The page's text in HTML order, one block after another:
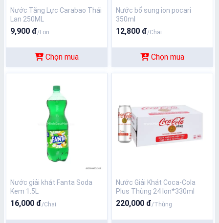
Nước Tăng Lực Carabao Thái
Lan 250ML
9,900 đ/Lon
Chọn mua
Nước bổ sung ion pocari
350ml
12,800 đ/Chai
Chọn mua
Nước giải khát Fanta Soda
Kem 1.5L
16,000 đ/Chai
Nước Giải Khát Coca-Cola
Plus Thùng 24 lon*330ml ­
220,000 đ/Thùng